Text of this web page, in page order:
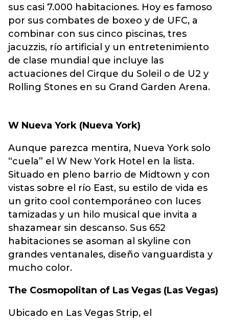
sus casi 7.000 habitaciones. Hoy es famoso
por sus combates de boxeo y de UFC, a
combinar con sus cinco piscinas, tres
jacuzzis, río artificial y un entretenimiento
de clase mundial que incluye las
actuaciones del Cirque du Soleil o de U2 y
Rolling Stones en su Grand Garden Arena.
W Nueva York (Nueva York)
Aunque parezca mentira, Nueva York solo
“cuela” el W New York Hotel en la lista.
Situado en pleno barrio de Midtown y con
vistas sobre el río East, su estilo de vida es
un grito cool contemporáneo con luces
tamizadas y un hilo musical que invita a
shazamear sin descanso. Sus 652
habitaciones se asoman al skyline con
grandes ventanales, diseño vanguardista y
mucho color.
The Cosmopolitan of Las Vegas (Las Vegas)
Ubicado en Las Vegas Strip, el